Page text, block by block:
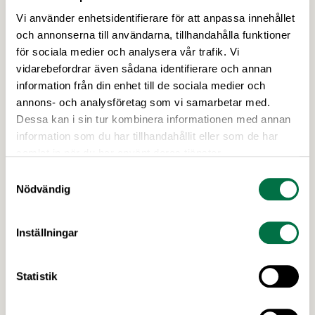
Vi använder enhetsidentifierare för att anpassa innehållet
och annonserna till användarna, tillhandahålla funktioner
för sociala medier och analysera vår trafik. Vi
vidarebefordrar även sådana identifierare och annan
information från din enhet till de sociala medier och
annons- och analysföretag som vi samarbetar med.
Dessa kan i sin tur kombinera informationen med annan
information som du har tillhandahållit eller som de har
Nödvändig
Inställningar
Statistik
med fokus på försörjning
2 JULI 2026
nationella forskningsprogrammet för livsmedel,
NFP Livs. Inriktningarna är "hållbara och robusta
en motståndskraftig livsmedelsförsörjning", och
båda syftar till att bana väg för innovationer som